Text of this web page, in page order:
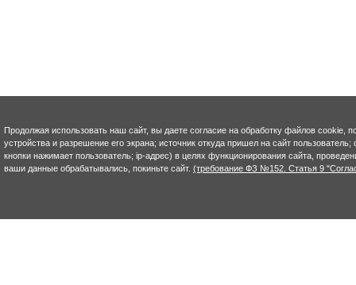
Продолжая использовать наш сайт, вы даете согласие на обработку файлов cookie,
устройства и разрешение его экрана; источник откуда пришел на сайт
кнопки нажимает пользователь; ip-адрес) в целях функционирования сайта,
ваши данные обрабатывались, покиньте сайт. (требование ФЗ №152. Статья 9